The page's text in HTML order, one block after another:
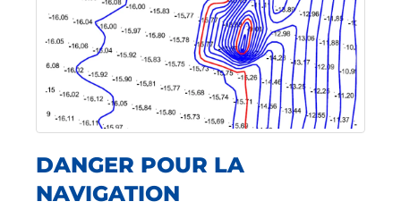
DANGER POUR LA
NAVIGATION